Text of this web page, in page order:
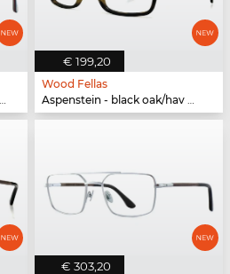
€ 199,20
Wood Fellas
Aspenstein - black oak/hav matte
€ 303,20